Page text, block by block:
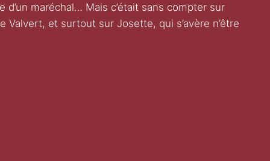
maréchal… Mais c’était sans compter sur
et surtout sur Josette, qui s’avère n’être